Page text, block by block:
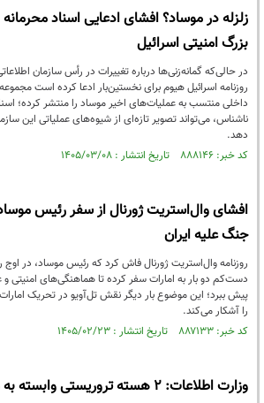
زلزله در موساد؟ افشای ادعایی اسناد
بزرگ امنیتی اسرائیل
در حالی‌که گمانه‌زنی‌ها درباره تغییرات در رأس سازمان
روزنامه اسرائیل هیوم برای نخستین‌بار ادعا کرده است
داخلی منتسب به عملیات‌های اخیر موساد را منتشر کرده؛
ناشناس، می‌تواند تصویر تازه‌ای از شیوه‌های عملیاتی این
دهد.
کد خبر: ۸۸۸۱۴۶ تاریخ انتشار : ۱۴۰۵/۰۳/۰۸
افشای وال‌استریت ژورنال از سفر رئیس
جنگ علیه ایران
روزنامه وال‌استریت ژورنال فاش کرد که رئیس موساد، در اوج
دست‌کم دو بار به امارات سفر کرده تا هماهنگی‌های امنیتی و
پیش ببرد؛ این موضوع بار دیگر نقش تل‌آویو در تحریک امارات
را آشکار می‌کند.
کد خبر: ۸۸۷۱۳۳ تاریخ انتشار : ۱۴۰۵/۰۲/۲۳
وزارت اطلاعات: ۲ هسته‌ تروریستی وابسته به موساد متلاشی شد